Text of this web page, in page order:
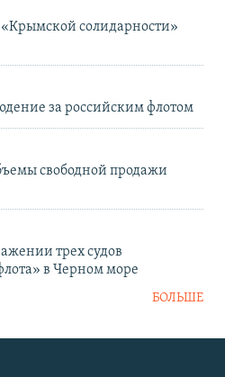
солидарности»
за российским флотом
свободной продажи
трех судов
в Черном море
БОЛЬШЕ